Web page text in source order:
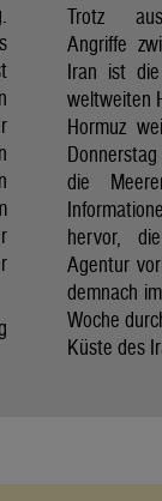
Trotz
Angriffe
Iran ist
weltweiten
Hormuz
die
hervor,
Agentur
demnach
Woche
Küste des